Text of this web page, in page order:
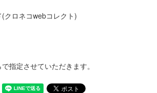
クロネコwebコレクト)
指定させていただきます。